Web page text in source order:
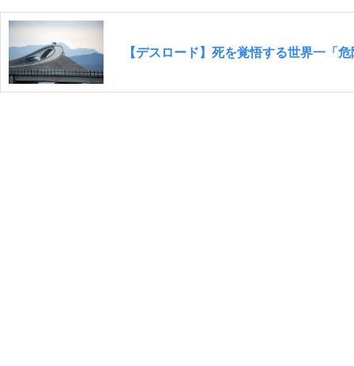
【デスロード】死を覚悟する世界一「